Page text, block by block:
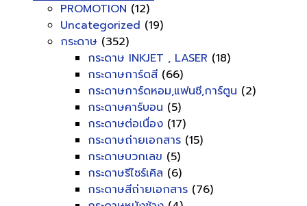
PROMOTION (12)
Uncategorized (19)
กระดาษ (352)
กระดาษ INKJET , LASER (18)
กระดาษการ์ดสี (66)
กระดาษการ์ดหอม,แฟนซี,การ์ตูน (2)
กระดาษคาร์บอน (5)
กระดาษต่อเนื่อง (17)
กระดาษถ่ายเอกสาร (15)
กระดาษบวกเลข (5)
กระดาษรีไซร์เคิล (6)
กระดาษสีถ่ายเอกสาร (76)